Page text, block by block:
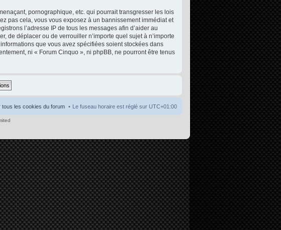
pornographique, etc. qui pourrait transgresser les lois
pas cela, vous vous exposez à un bannissement immédiat et
l’adresse IP de tous les messages afin d’aider au
de déplacer ou de verrouiller n’importe quel sujet à n’importe
que vous avez spécifiées soient stockées dans
ni « Forum Cinquo », ni phpBB, ne pourront être tenus
Le fuseau horaire est réglé sur UTC+01:00
tous les cookies du forum